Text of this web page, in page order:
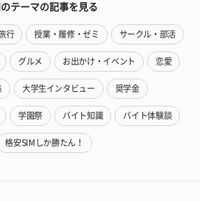
テーマの記事を見る
行 授業・履修・ゼミ サークル・部活
グルメ お出かけ・イベント 恋愛
大学生インタビュー 奨学金
学園祭 バイト知識 バイト体験談
格安SIMしか勝たん！